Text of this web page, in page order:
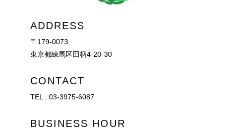
ADDRESS
〒179-0073
東京都練馬区田柄4-20-30
CONTACT
TEL : 03-3975-6087
BUSINESS HOUR